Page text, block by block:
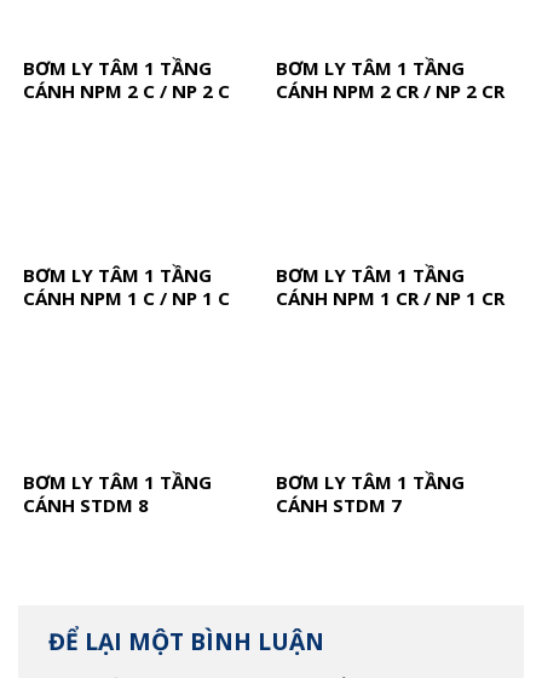
BƠM LY TÂM 1 TẦNG
CÁNH NPM 2 C / NP 2 C
BƠM LY TÂM 1 TẦNG
CÁNH NPM 2 CR / NP 2 CR
BƠM LY TÂM 1 TẦNG
CÁNH NPM 1 C / NP 1 C
BƠM LY TÂM 1 TẦNG
CÁNH NPM 1 CR / NP 1 CR
BƠM LY TÂM 1 TẦNG
CÁNH STDM 8
BƠM LY TÂM 1 TẦNG
CÁNH STDM 7
ĐỂ LẠI MỘT BÌNH LUẬN